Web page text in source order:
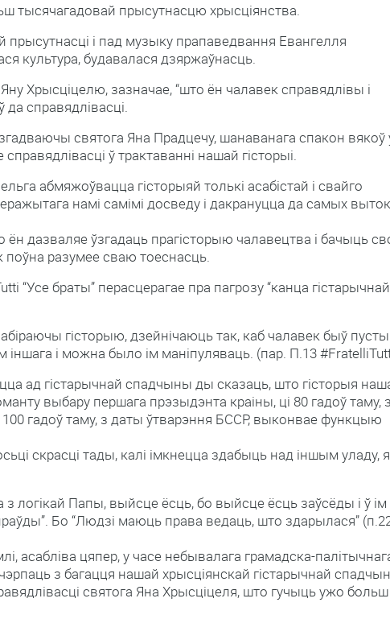
тысячагадовай прысутнасцю хрысціянства.
прысутнасці і пад музыку прапаведвання Евангелля
культура, будавалася дзяржаўнасць.
Хрысціцелю, зазначае, “што ён чалавек справядлівы і
да справядлівасці.
святога Яна Прадцечу, шанаванага спакон вякоў
ў трактаванні нашай гісторыі.
абмяжоўвацца гісторыяй толькі асабістай і свайго
намі самімі досведу і дакрануцца да самых
дазваляе ўзгадаць прагісторыю чалавецтва і бачыць
поўна разумее сваю тоеснасць.
“Усе браты” перасцерагае пра пагрозу “канца гістарычнай
гісторыю, дзейнічаюць так, каб чалавек быў
іншага і можна было ім маніпуляваць. (пар. П.13
ад гістарычнай спадчыны ды сказаць, што гісторыя
выбару першага прэзыдэнта краіны, ці 80 гадоў таму,
100 гадоў таму, з даты ўтварэння БССР, выконвае функцыю
скрасці тады, калі імкнецца здабыць над іншым уладу,
з логікай Папы, выйсце ёсць, бо выйсце ёсць заўсёды і ў ім
Бо “Людзі маюць права ведаць, што здарылася”
асабліва цяпер, у часе небывалага грамадска-
з багацця нашай хрысціянскай гістарычнай
святога Яна Хрысціцеля, што гучыць ужо больш